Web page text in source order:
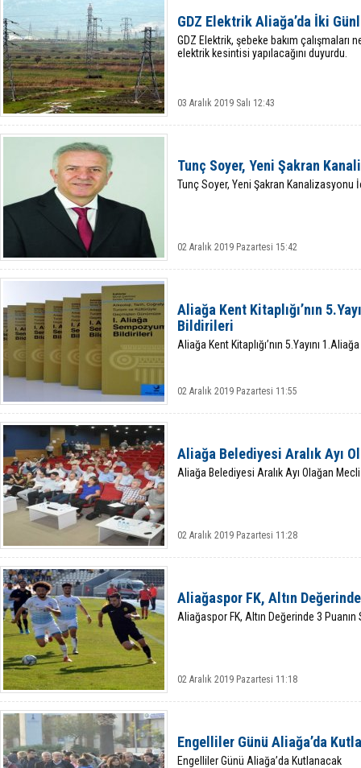
GDZ Elektrik Aliağa’da İki
GDZ Elektrik, şebeke bakım çalışmaları
elektrik kesintisi yapılacağını duyurdu.
03 Aralık 2019 Salı 12:43
Tunç Soyer, Yeni Şakran
Tunç Soyer, Yeni Şakran Kanalizasyonu
02 Aralık 2019 Pazartesi 15:42
Aliağa Kent Kitaplığı’nın
Bildirileri
Aliağa Kent Kitaplığı’nın 5.Yayını
02 Aralık 2019 Pazartesi 11:55
Aliağa Belediyesi Aralık Ayı
Aliağa Belediyesi Aralık Ayı Olağan
02 Aralık 2019 Pazartesi 11:28
Aliağaspor FK, Altın
Aliağaspor FK, Altın Değerinde 3 Puanın
02 Aralık 2019 Pazartesi 11:18
Engelliler Günü Aliağa’da
Engelliler Günü Aliağa’da Kutlanacak